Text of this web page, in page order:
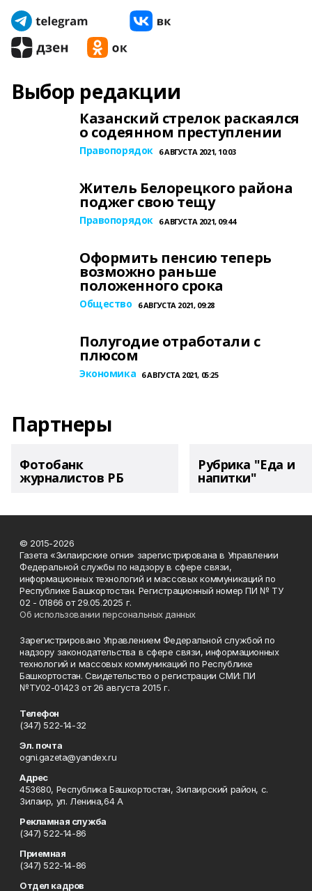
Выбор редакции
Казанский стрелок раскаялся
о содеянном преступлении
Правопорядок 6 АВГУСТА 2021, 10:03
Житель Белорецкого района
поджег свою тещу
Правопорядок 6 АВГУСТА 2021, 09:44
Оформить пенсию теперь
возможно раньше
положенного срока
Общество 6 АВГУСТА 2021, 09:28
Полугодие отработали с
плюсом
Экономика 6 АВГУСТА 2021, 05:25
Партнеры
Фотобанк
журналистов РБ
Рубрика "Еда и
напитки"
© 2015-2026
Газета «Зилаирские огни» зарегистрирована в Управлении
Федеральной службы по надзору в сфере связи,
информационных технологий и массовых коммуникаций по
Республике Башкортостан. Регистрационный номер ПИ № ТУ
02 - 01866 от 29.05.2025 г.
Об использовании персональных данных
Зарегистрировано Управлением Федеральной службой по
надзору законодательства в сфере связи, информационных
технологий и массовых коммуникаций по Республике
Башкортостан. Свидетельство о регистрации СМИ: ПИ
№ТУ02-01423 от 26 августа 2015 г.
Телефон
(347) 522-14-32
Эл. почта
ogni.gazeta@yandex.ru
Адрес
453680, Республика Башкортостан, Зилаирский район, с.
Зилаир, ул. Ленина,64 А
Рекламная служба
(347) 522-14-86
Приемная
(347) 522-14-86
Отдел кадров